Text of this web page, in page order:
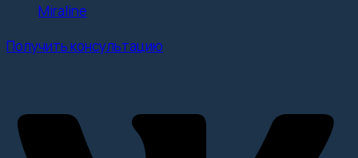
Miraline
Получить консультацию